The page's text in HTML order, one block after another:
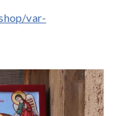
var-